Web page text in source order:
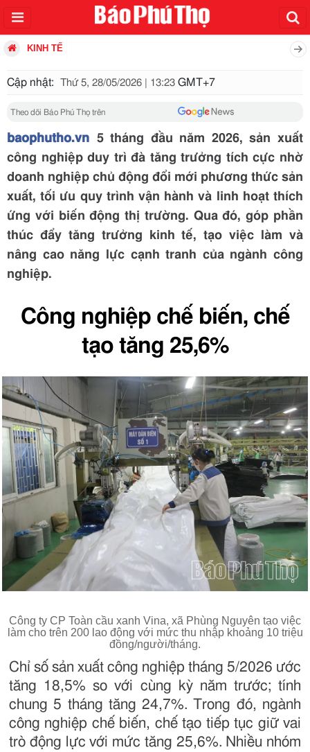
KINH TẾ
Cập nhật: Thứ 5, 28/05/2026 | 13:23 GMT+7
Theo dõi Báo Phú Thọ trên
baophutho.vn 5 tháng đầu năm 2026, sản xuất
công nghiệp duy trì đà tăng trưởng tích cực nhờ
doanh nghiệp chủ động đổi mới phương thức sản
xuất, tối ưu quy trình vận hành và linh hoạt thích
ứng với biến động thị trường. Qua đó, góp phần
thúc đẩy tăng trưởng kinh tế, tạo việc làm và
nâng cao năng lực cạnh tranh của ngành công
nghiệp.
Công nghiệp chế biến, chế
tạo tăng 25,6%
Công ty CP Toàn cầu xanh Vina, xã Phùng Nguyên tạo việc
làm cho trên 200 lao động với mức thu nhập khoảng 10 triệu
đồng/người/tháng.
Chỉ số sản xuất công nghiệp tháng 5/2026 ước
tăng 18,5% so với cùng kỳ năm trước; tính
chung 5 tháng tăng 24,7%. Trong đó, ngành
công nghiệp chế biến, chế tạo tiếp tục giữ vai
trò động lực với mức tăng 25,6%. Nhiều nhóm